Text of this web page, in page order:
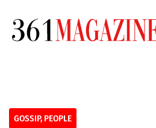
GOSSIP, PEOPLE